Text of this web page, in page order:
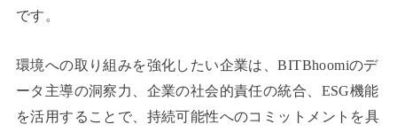
です。
環境への取り組みを強化したい企業は、BITBhoomiのデ
ータ主導の洞察力、企業の社会的責任の統合、ESG機能
を活用することで、持続可能性へのコミットメントを具